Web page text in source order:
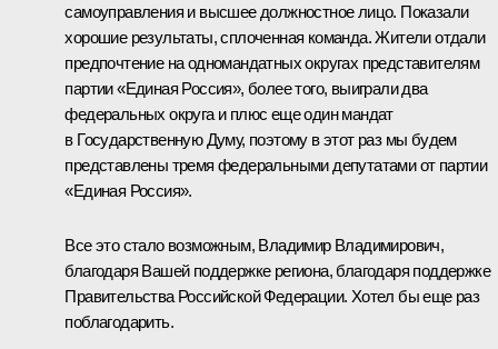
самоуправления и высшее должностное лицо. Показали
хорошие результаты, сплоченная команда. Жители отдали
предпочтение на одномандатных округах представителям
партии «Единая Россия», более того, выиграли два
федеральных округа и плюс еще один мандат
в Государственную Думу, поэтому в этот раз мы будем
представлены тремя федеральными депутатами от партии
«Единая Россия».
Все это стало возможным, Владимир Владимирович,
благодаря Вашей поддержке региона, благодаря поддержке
Правительства Российской Федерации. Хотел бы еще раз
поблагодарить.